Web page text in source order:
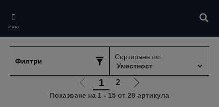
main
content
Меню
Филтри
Сортиране по:
Отиди
на
1 2
Отиди
на
Показване на 1 - 15 от 28 артикула